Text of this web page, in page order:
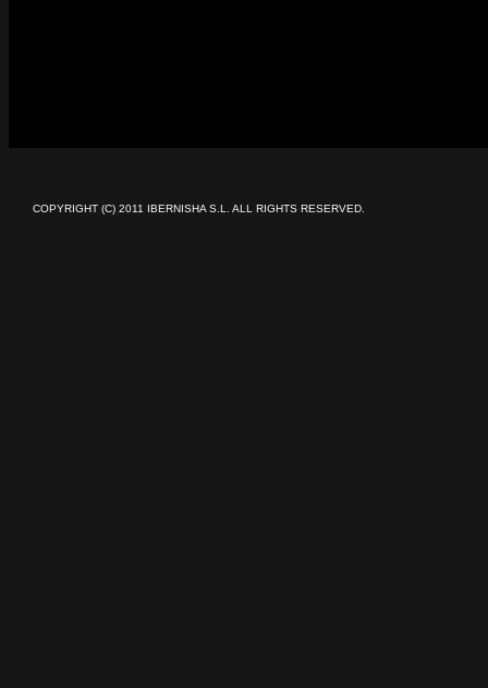
COPYRIGHT (C) 2011 IBERNISHA S.L. ALL RIGHTS RESERVED.